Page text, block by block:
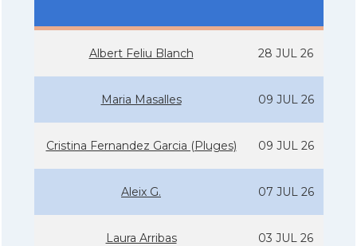
Albert Feliu Blanch 28 JUL 26
Maria Masalles 09 JUL 26
Cristina Fernandez Garcia (Pluges) 09 JUL 26
Aleix G. 07 JUL 26
Laura Arribas 03 JUL 26